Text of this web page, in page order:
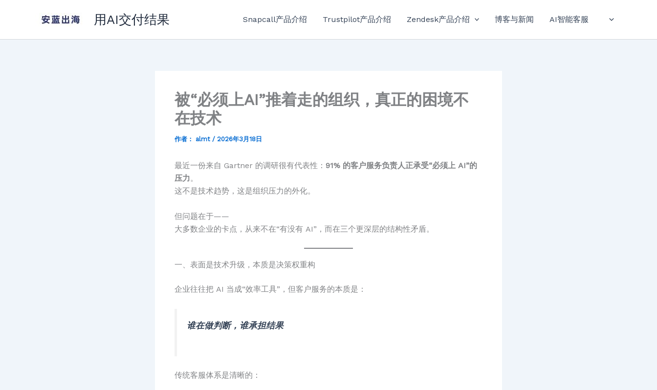
用AI交付结果 Snapcall产品介绍 Trustpilot产品介绍 Zendesk产品介绍 博客与新闻 AI智能客服
被“必须上AI”推着走的组织，真正的困境不
在技术
作者： almt / 2026年3月18日
最近一份来自 Gartner 的调研很有代表性： 91% 的客户服务负责人正承受“必须上 AI”的
压力。
这不是技术趋势，这是组织压力的外化。
但问题在于——
大多数企业的卡点，从来不在“有没有 AI”，而在三个更深层的结构性矛盾。
一、表面是技术升级，本质是决策权重构
企业往往把 AI 当成“效率工具”，但客户服务的本质是：
谁在做判断，谁承担结果
传统客服体系是清晰的：